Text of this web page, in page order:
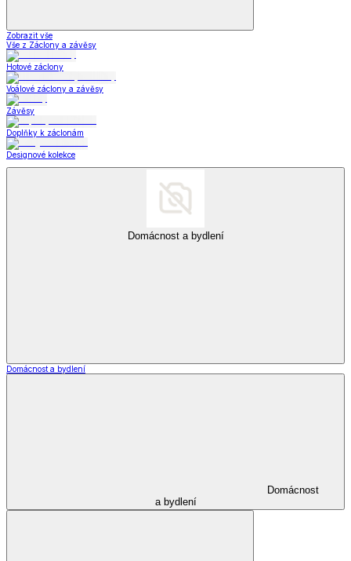
Zobrazit vše
Vše z Záclony a závěsy
Hotové záclony
Voálové záclony a závěsy
Závěsy
Doplňky k záclonám
Designové kolekce
Domácnost a bydlení
Domácnost a bydlení
Domácnost
a bydlení